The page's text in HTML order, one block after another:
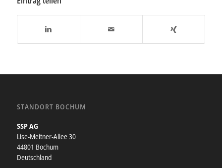
STANDORT BOCHUM
SSP AG
Lise-Meitner-Allee 30
44801 Bochum
Deutschland